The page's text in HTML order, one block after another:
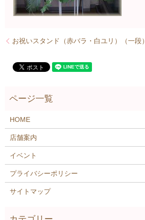
お祝いスタンド（赤バラ・白ユリ）（一段）
HOME
店舗案内
イベント
プライバシーポリシー
サイトマップ